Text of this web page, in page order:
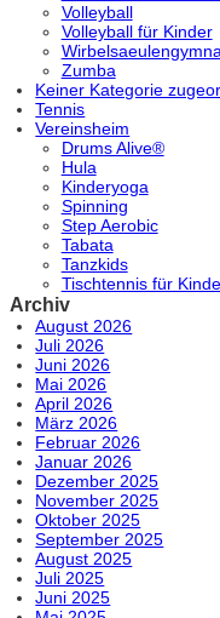
Volleyball
Volleyball für Kinder
Zumba
Keiner Kategorie
Tennis
Vereinsheim
Drums Alive®
Hula
Kinderyoga
Spinning
Step Aerobic
Tabata
Tanzkids
Tischtennis für
Archiv
August 2026
Juli 2026
Juni 2026
Mai 2026
April 2026
März 2026
Februar 2026
Januar 2026
Dezember 2025
November 2025
Oktober 2025
September 2025
August 2025
Juli 2025
Juni 2025